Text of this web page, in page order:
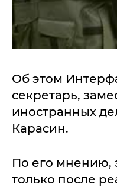
Об этом
секретарь,
иностранных
Карасин.
По его мнению,
только после